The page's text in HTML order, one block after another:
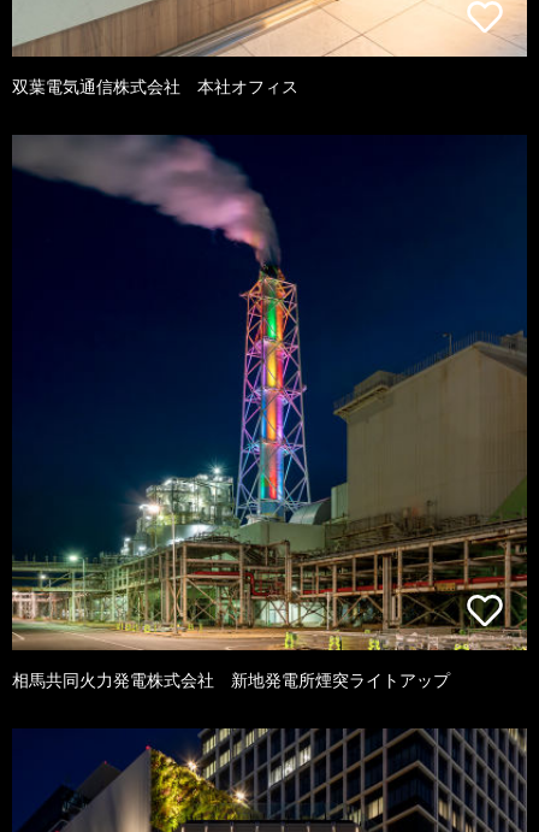
双葉電気通信株式会社 本社オフィス
相馬共同火力発電株式会社 新地発電所煙突ライトアップ